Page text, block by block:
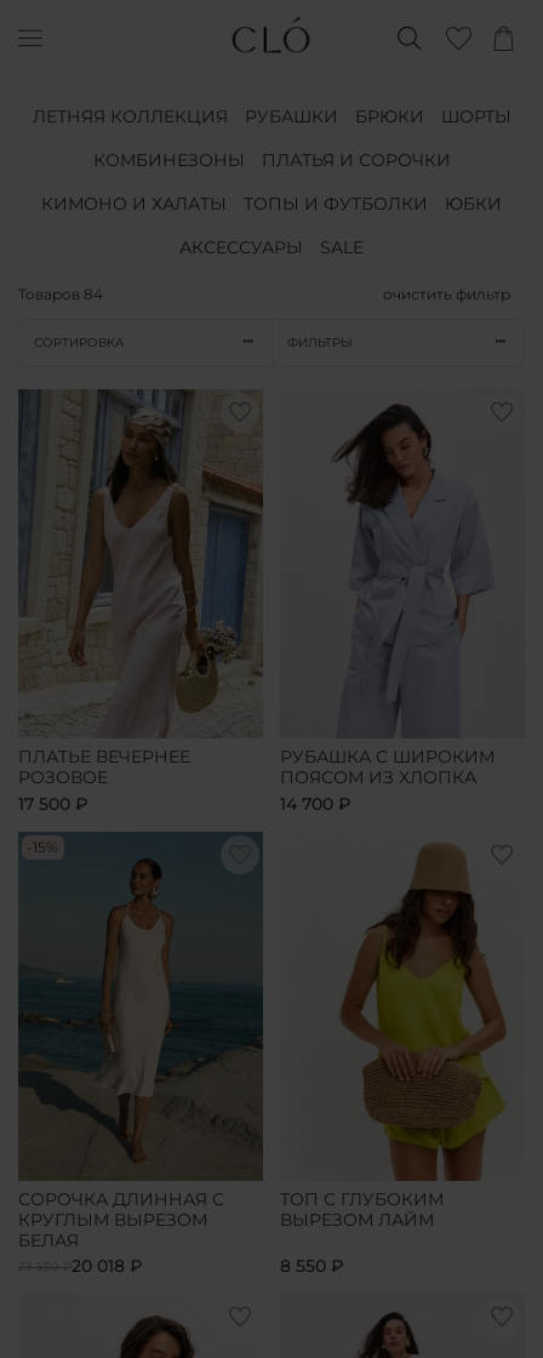
ЛЕТНЯЯ КОЛЛЕКЦИЯ РУБАШКИ БРЮКИ
ШОРТЫ
КОМБИНЕЗОНЫ
ПЛАТЬЯ И СОРОЧКИ
КИМОНО И ХАЛАТЫ
ТОПЫ И ФУТБОЛКИ
ЮБКИ
АКСЕССУАРЫ
SALE
Товаров 84 очистить фильтр
СОРТИРОВКА ФИЛЬТРЫ
ПЛАТЬЕ ВЕЧЕРНЕЕ
РОЗОВОЕ
17 500 ₽
РУБАШКА С ШИРОКИМ
ПОЯСОМ ИЗ ХЛОПКА
14 700 ₽
-15%
СОРОЧКА ДЛИННАЯ С
КРУГЛЫМ ВЫРЕЗОМ
БЕЛАЯ
23 550 ₽20 018 ₽
ТОП С ГЛУБОКИМ
ВЫРЕЗОМ ЛАЙМ
8 550 ₽